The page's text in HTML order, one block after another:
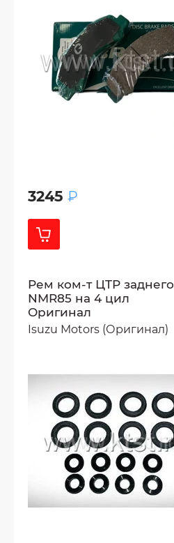
3245 ₽
Рем ком-т ЦТР заднего
NMR85 на 4 цил
Оригинал
Isuzu Motors (Оригинал)